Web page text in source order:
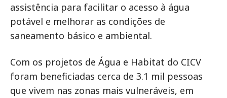
assistência para facilitar o acesso à água
potável e melhorar as condições de
saneamento básico e ambiental.
Com os projetos de Água e Habitat do CICV
foram beneficiadas cerca de 3.1 mil pessoas
que vivem nas zonas mais vulneráveis, em